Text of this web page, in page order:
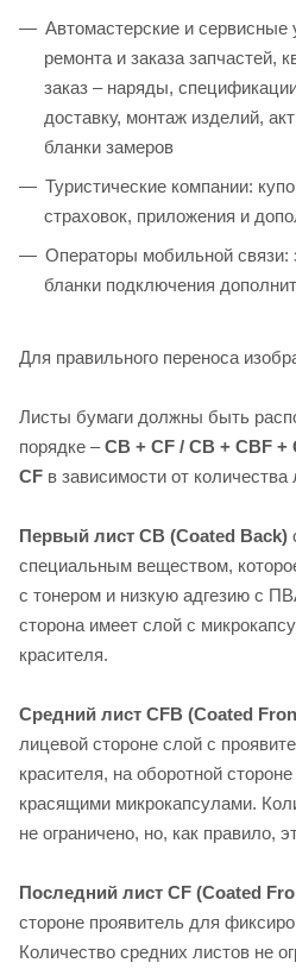
Автомастерские и
ремонта и заказа запчастей,
заказ – наряды,
доставку, монтаж изделий,
бланки замеров
Туристические компании:
страховок, приложения и
Операторы мобильной связи:
бланки подключения
Для правильного переноса
Листы бумаги должны быть
порядке –CB + CF / CB + CBF +
CF в зависимости от
Первый лист CB (Coated Back)
специальным веществом,
с тонером и низкую адгезию с
сторона имеет слой с
красителя.
Средний лист CFB (Coated
лицевой стороне слой с
красителя, на оборотной
красящими микрокапсулами.
не ограничено, но, как правило,
Последний лист CF (Coated
стороне проявитель для
Количество средних листов не